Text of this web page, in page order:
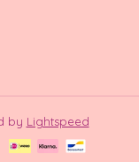
by Lightspeed